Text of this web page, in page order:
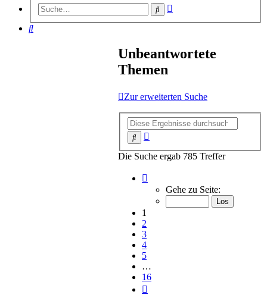
Suche
Suche
Unbeantwortete
Themen
Zur erweiterten Suche
Suche
Die Suche ergab 785 Treffer
von
Gehe zu Seite:
1
2
3
4
5
…
16